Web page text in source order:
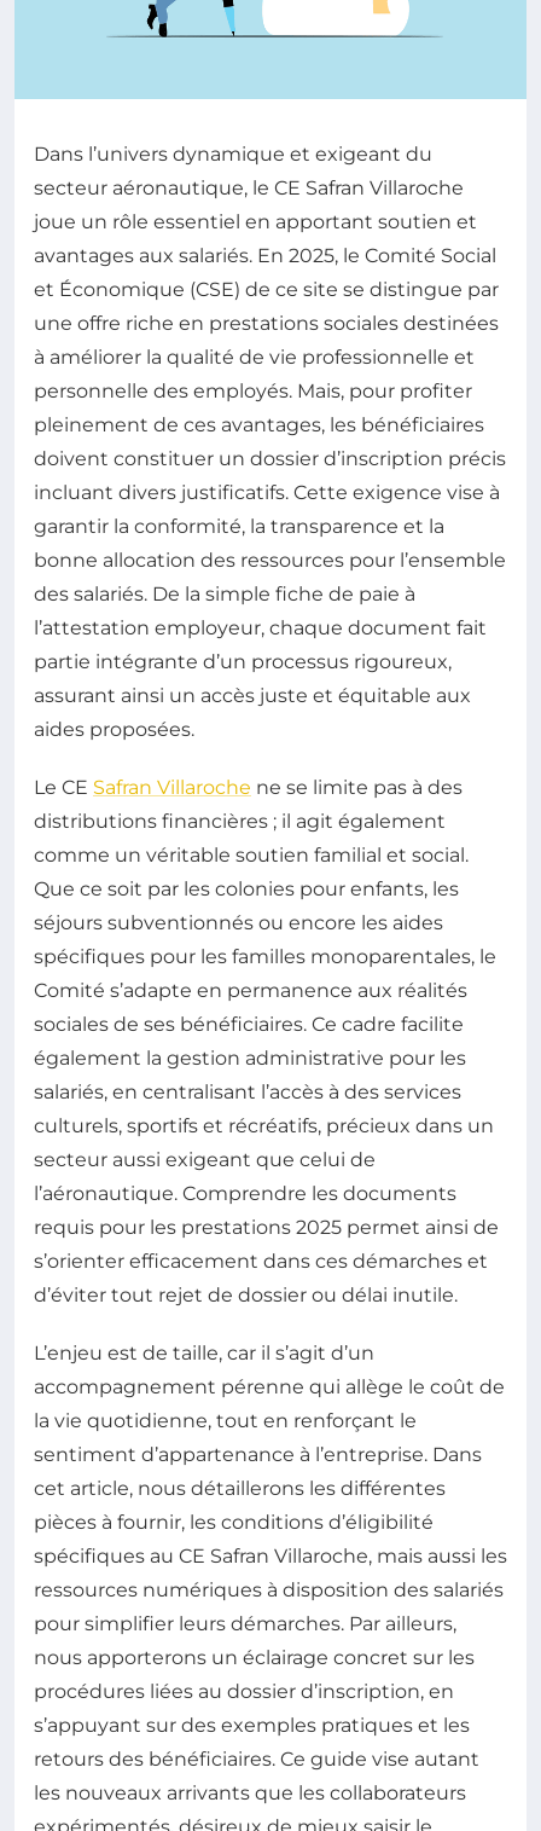
Dans l’univers dynamique et exigeant du
secteur aéronautique, le CE Safran Villaroche
joue un rôle essentiel en apportant soutien et
avantages aux salariés. En 2025, le Comité Social
et Économique (CSE) de ce site se distingue par
une offre riche en prestations sociales destinées
à améliorer la qualité de vie professionnelle et
personnelle des employés. Mais, pour profiter
pleinement de ces avantages, les bénéficiaires
doivent constituer un dossier d’inscription précis
incluant divers justificatifs. Cette exigence vise à
garantir la conformité, la transparence et la
bonne allocation des ressources pour l’ensemble
des salariés. De la simple fiche de paie à
l’attestation employeur, chaque document fait
partie intégrante d’un processus rigoureux,
assurant ainsi un accès juste et équitable aux
aides proposées.
Le CE Safran Villaroche ne se limite pas à des
distributions financières ; il agit également
comme un véritable soutien familial et social.
Que ce soit par les colonies pour enfants, les
séjours subventionnés ou encore les aides
spécifiques pour les familles monoparentales, le
Comité s’adapte en permanence aux réalités
sociales de ses bénéficiaires. Ce cadre facilite
également la gestion administrative pour les
salariés, en centralisant l’accès à des services
culturels, sportifs et récréatifs, précieux dans un
secteur aussi exigeant que celui de
l’aéronautique. Comprendre les documents
requis pour les prestations 2025 permet ainsi de
s’orienter efficacement dans ces démarches et
d’éviter tout rejet de dossier ou délai inutile.
L’enjeu est de taille, car il s’agit d’un
accompagnement pérenne qui allège le coût de
la vie quotidienne, tout en renforçant le
sentiment d’appartenance à l’entreprise. Dans
cet article, nous détaillerons les différentes
pièces à fournir, les conditions d’éligibilité
spécifiques au CE Safran Villaroche, mais aussi les
ressources numériques à disposition des salariés
pour simplifier leurs démarches. Par ailleurs,
nous apporterons un éclairage concret sur les
procédures liées au dossier d’inscription, en
s’appuyant sur des exemples pratiques et les
retours des bénéficiaires. Ce guide vise autant
les nouveaux arrivants que les collaborateurs
expérimentés, désireux de mieux saisir le